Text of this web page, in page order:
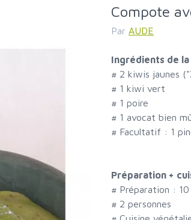
Compote
Par AUDE
Ingrédients de
# 2 kiwis jaunes
# 1 kiwi vert
# 1 poire
# 1 avocat bien
# Facultatif : 1
Préparation +
# Préparation : 10
# 2 personnes